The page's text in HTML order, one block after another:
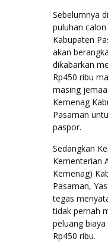
Sebelumnya
puluhan
Kabupaten
akan
dikabarkan
Rp450 ribu
masing
Kemenag
Pasaman
paspor.
Sedangkan
Kementerian
Kemenag)
Pasaman,
tegas
tidak pernah
peluang
Rp450 ribu.